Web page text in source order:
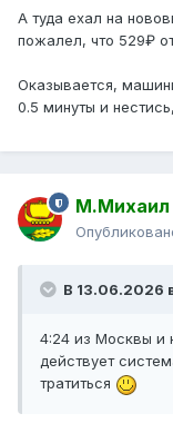
А туда ехал на
пожалел, что 529₽
Оказывается,
0.5 минуты и
М.Михаил
В 13.06.2026
4:24 из Москвы и
действует
тратиться